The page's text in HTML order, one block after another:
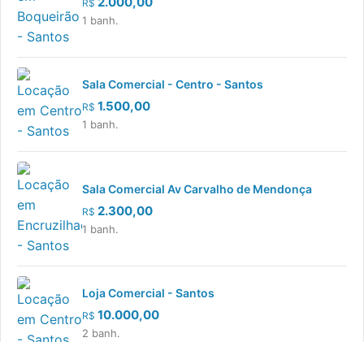
R$
1 banh.
Sala Comercial - Centro - Santos
R$ 1.500,00
1 banh.
Sala Comercial Av Carvalho de Mendonça
R$ 2.300,00
1 banh.
Loja Comercial - Santos
R$ 10.000,00
2 banh.